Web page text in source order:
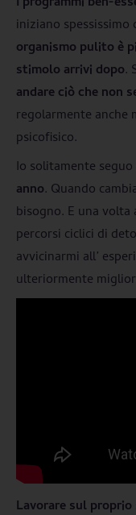
iniziano spessissimo
organismo pulito è
stimolo arrivi dopo.
andare ciò che non
regolarmente
psicofisico.
Io solitamente seguo
anno. Quando
bisogno. E una volta
percorsi ciclici di
avvicinarmi all’
ulteriormente
Lavorare sul